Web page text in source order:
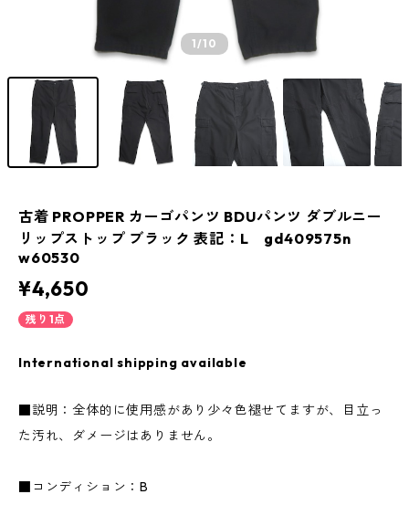
1/10
古着 PROPPER カーゴパンツ BDUパンツ ダブルニー
リップストップ ブラック 表記：L gd409575n
w60530
¥4,650
残り1点
International shipping available
■説明：全体的に使用感があり少々色褪せてますが、目立っ
た汚れ、ダメージはありません。
■コンディション：B